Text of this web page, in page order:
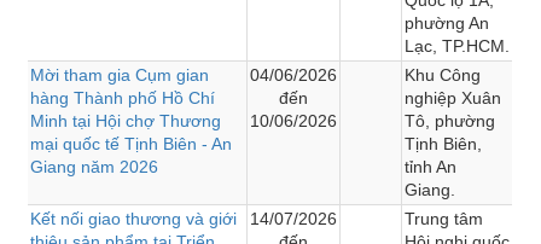
phường An
Lạc, TP.HCM.
Mời tham gia Cụm gian
hàng Thành phố Hồ Chí
Minh tại Hội chợ Thương
mại quốc tế Tịnh Biên - An
Giang năm 2026
04/06/2026
đến
10/06/2026
Khu Công
nghiệp Xuân
Tô, phường
Tịnh Biên,
tỉnh An
Giang.
Kết nối giao thương và giới
14/07/2026
Trung tâm